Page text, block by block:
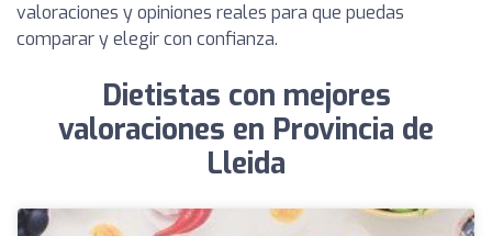
valoraciones y opiniones reales para que puedas
comparar y elegir con confianza.
Dietistas con mejores
valoraciones en Provincia de
Lleida